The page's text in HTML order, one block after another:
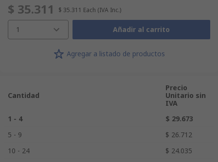
$ 35.311 $ 35.311 Each (IVA Inc.)
1 Añadir al carrito
Agregar a listado de productos
Cantidad
Precio
Unitario sin
IVA
1 - 4
$ 29.673
5 - 9
$ 26.712
10 - 24
$ 24.035